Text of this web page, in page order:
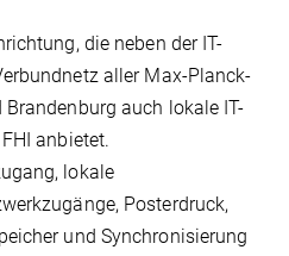
die neben der IT-
aller Max-Planck-
auch lokale IT-
anbietet.
lokale
Posterdruck,
und Synchronisierung